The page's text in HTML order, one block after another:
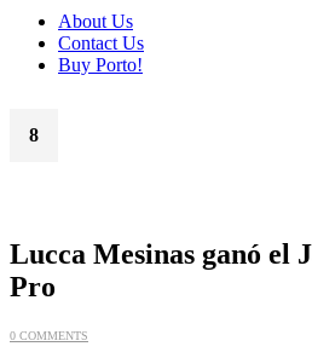
About Us
Contact Us
Buy Porto!
8
Lucca Mesinas ganó el
Pro
0 COMMENTS